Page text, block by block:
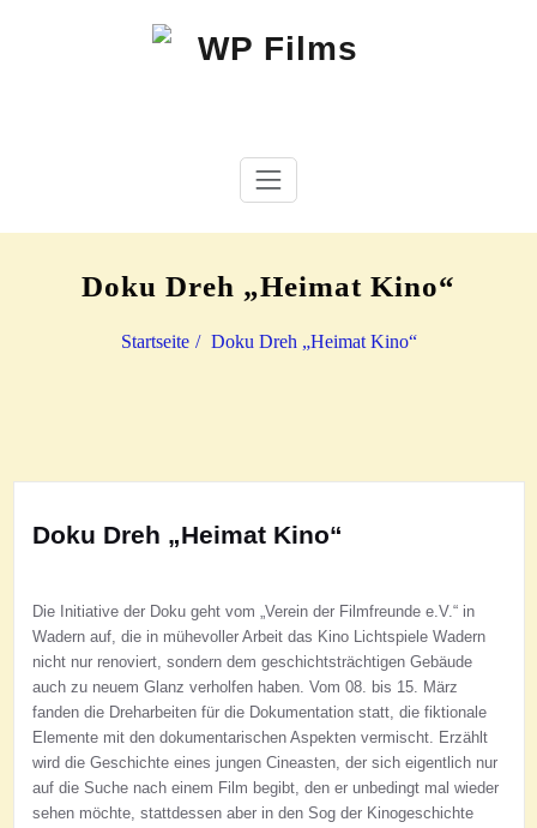
WP Films
Doku Dreh „Heimat Kino“
Startseite Doku Dreh „Heimat Kino“
Doku Dreh „Heimat Kino“
Die Initiative der Doku geht vom „Verein der Filmfreunde e.V.“ in
Wadern auf, die in mühevoller Arbeit das Kino Lichtspiele Wadern
nicht nur renoviert, sondern dem geschichtsträchtigen Gebäude
auch zu neuem Glanz verholfen haben. Vom 08. bis 15. März
fanden die Dreharbeiten für die Dokumentation statt, die fiktionale
Elemente mit den dokumentarischen Aspekten vermischt. Erzählt
wird die Geschichte eines jungen Cineasten, der sich eigentlich nur
auf die Suche nach einem Film begibt, den er unbedingt mal wieder
sehen möchte, stattdessen aber in den Sog der Kinogeschichte